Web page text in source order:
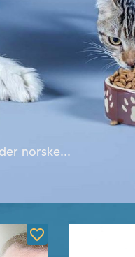
norske...